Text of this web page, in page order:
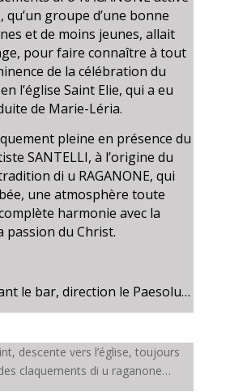
qu’un groupe d’une bonne
et de moins jeunes, allait
pour faire connaître à tout
de la célébration du
l’église Saint Elie, qui a eu
de Marie-Léria.
pleine en présence du
SANTELLI, à l’origine du
di u RAGANONE, qui
une atmosphère toute
harmonie avec la
passion du Christ.
le bar, direction le Paesolu…
descente vers l’église, toujours
claquements di u raganone…